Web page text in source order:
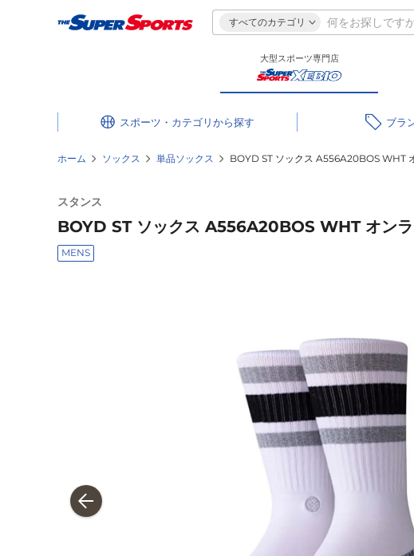
すべてのカテゴリ
大型スポーツ専門店
スポーツ・カテゴリ ブラ
ホーム ソックス 単品ソックス BOYD ST ソックス A556A20BOS WHT
スタンス
BOYD ST ソックス A556A20BOS WHT オン
MENS